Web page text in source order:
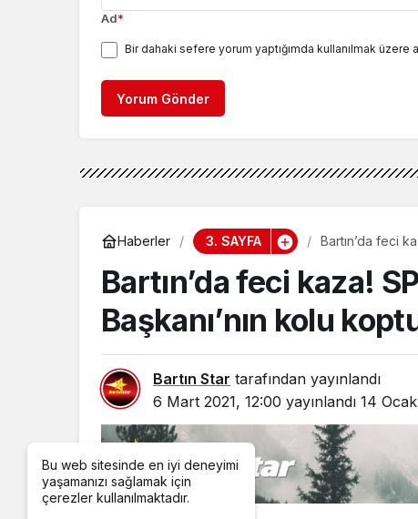
Ad*
Bir dahaki sefere yorum yaptığımda kullanılmak
Yorum Gönder
Haberler 3. SAYFA Bartın’da feci
Bartın’da feci kaza!
Başkanı’nın kolu
Bartın Star tarafından yayınlandı
6 Mart 2021, 12:00 yayınlandı 14
Bu web sitesinde en iyi deneyimi
yaşamanızı sağlamak için
çerezler kullanılmaktadır.